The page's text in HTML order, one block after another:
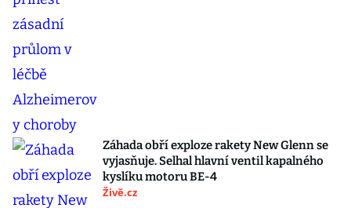
Záhada obří exploze rakety New Glenn se
vyjasňuje. Selhal hlavní ventil kapalného
kyslíku motoru BE-4
Živě.cz